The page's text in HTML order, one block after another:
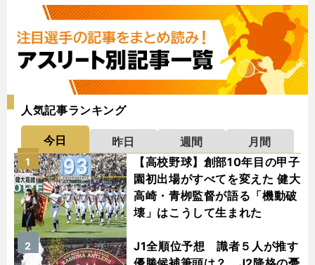
人気記事ランキング
今日 昨日 週間
月間
【高校野球】創部10年目の甲子
園初出場がすべてを変えた 健大
高崎・青栁監督が語る「機動破
壊」はこうして生まれた
1
J1全順位予想 識者５人が推す
2